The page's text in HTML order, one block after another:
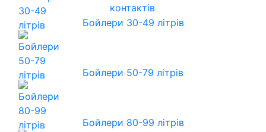
контактів
Бойлери 30-49 літрів
Бойлери 50-79 літрів
Бойлери 80-99 літрів